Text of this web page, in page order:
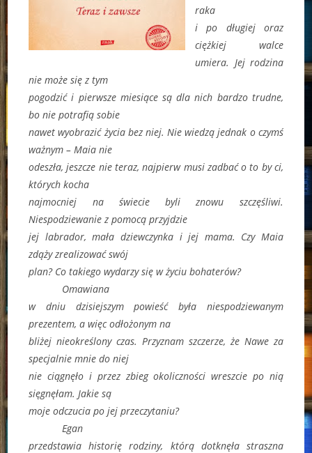
raka
i po długiej oraz
ciężkiej walce
umiera. Jej rodzina
nie może się z tym
pogodzić i pierwsze miesiące są dla nich bardzo trudne,
bo nie potrafią sobie
nawet wyobrazić życia bez niej. Nie wiedzą jednak o czymś
ważnym – Maia nie
odeszła, jeszcze nie teraz, najpierw musi zadbać o to by ci,
których kocha
najmocniej na świecie byli znowu szczęśliwi.
Niespodziewanie z pomocą przyjdzie
jej labrador, mała dziewczynka i jej mama. Czy Maia
zdąży zrealizować swój
plan? Co takiego wydarzy się w życiu bohaterów?
Omawiana
w dniu dzisiejszym powieść była niespodziewanym
prezentem, a więc odłożonym na
bliżej nieokreślony czas. Przyznam szczerze, że Nawe za
specjalnie mnie do niej
nie ciągnęło i przez zbieg okoliczności wreszcie po nią
sięgnęłam. Jakie są
moje odczucia po jej przeczytaniu?
Egan
przedstawia historię rodziny, którą dotknęła straszna